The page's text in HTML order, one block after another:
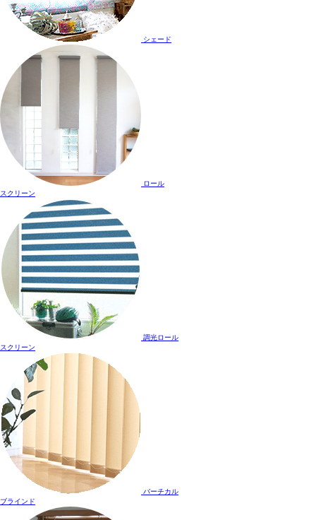
シェード
ロール
スクリーン
調光ロール
スクリーン
バーチカル
ブラインド